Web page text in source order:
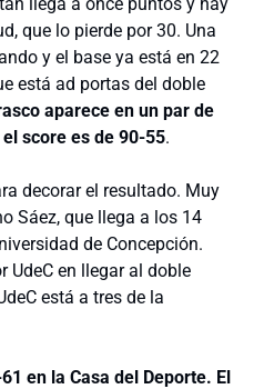
que lo pierde por 30. Una
y el base ya está en 22
está ad portas del doble
aparece en un par de
score es de 90-55.
decorar el resultado. Muy
Sáez, que llega a los 14
de Concepción.
UdeC en llegar al doble
está a tres de la
en la Casa del Deporte. El